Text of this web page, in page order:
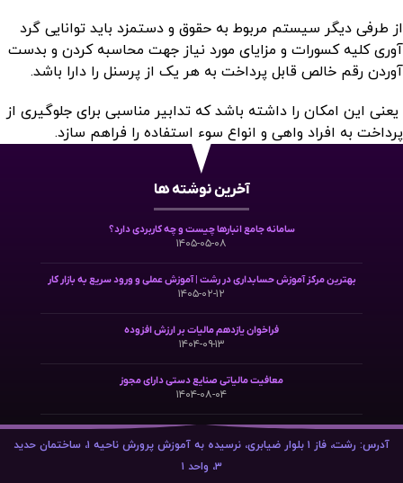
از طرفی دیگر سیستم مربوط به حقوق و دستمزد باید توانایی گرد
آوری کلیه کسورات و مزایای مورد نیاز جهت محاسبه کردن و بدست
آوردن رقم خالص قابل پرداخت به هر یک از پرسنل را دارا باشد.
یعنی این امکان را داشته باشد که تدابیر مناسبی برای جلوگیری از
پرداخت به افراد واهی و انواع سوء استفاده را فراهم سازد.
آخرین نوشته ها
سامانه جامع انبارها چیست و چه کاربردی دارد؟
۱۴۰۵-۰۵-۰۸
بهترین مرکز آموزش حسابداری در رشت | آموزش عملی و ورود سریع به بازار کار
۱۴۰۵-۰۲-۱۲
فراخوان یازدهم مالیات بر ارزش افزوده
۱۴۰۴-۰۹-۱۳
معافیت مالیاتی صنایع دستی دارای مجوز
۱۴۰۴-۰۸-۰۴
آدرس: رشت، فاز ۱ بلوار ضیابری، نرسیده به آموزش پرورش ناحیه ۱، ساختمان حدید
۳، واحد ۱